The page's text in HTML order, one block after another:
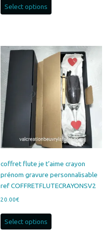
Select options
coffret flute je t’aime crayon
prénom gravure personnalisable
ref COFFRETFLUTECRAYONSV2
20.00€
Select options